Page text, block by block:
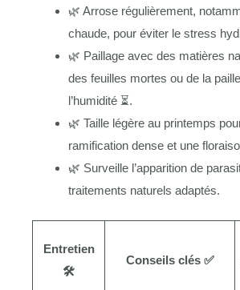
🌿 Arrose régulièrement,
chaude, pour éviter le stress
🌿 Paillage avec des matières
des feuilles mortes ou de la
l’humidité ⏳.
🌿 Taille légère au printemps
ramification dense et une
🌿 Surveille l’apparition de
traitements naturels adaptés.
Entretien
🛠
Conseils clés ✅